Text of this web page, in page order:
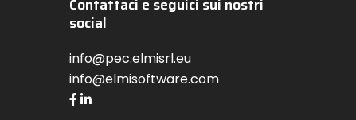
Contattaci e seguici sui nostri
social
info@pec.elmisrl.eu
info@elmisoftware.com